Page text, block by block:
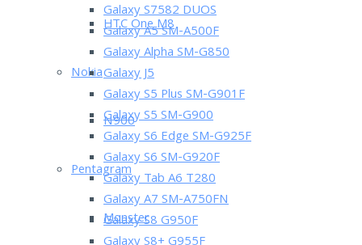
HTC One M8
Nokia
N900
Pentagram
Monster
Galaxy S7582 DUOS
Galaxy A5 SM-A500F
Galaxy Alpha SM-G850
Galaxy J5
Galaxy S5 Plus SM-G901F
Galaxy S5 SM-G900
Galaxy S6 Edge SM-G925F
Galaxy S6 SM-G920F
Galaxy Tab A6 T280
Galaxy A7 SM-A750FN
Galaxy S8 G950F